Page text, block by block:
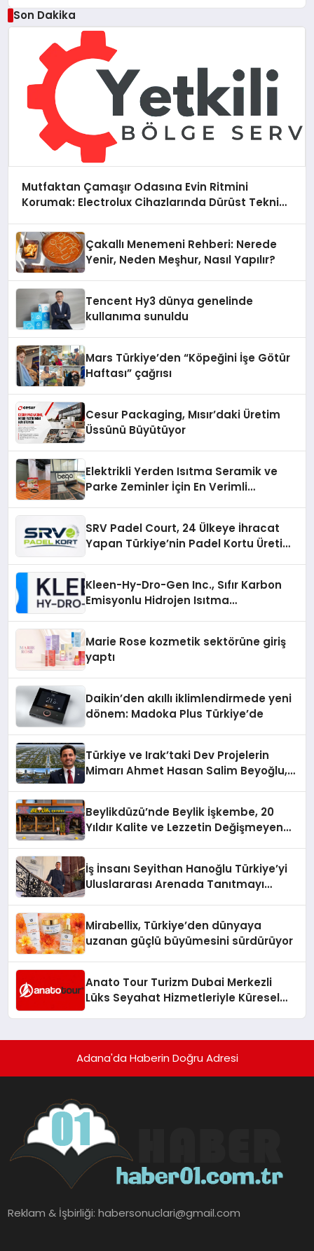
Son Dakika
Mutfaktan Çamaşır Odasına Evin Ritmini
Korumak: Electrolux Cihazlarında Dürüst Teknik
Çakallı Menemeni Rehberi: Nerede
Yenir, Neden Meşhur, Nasıl Yapılır?
Tencent Hy3 dünya genelinde
kullanıma sunuldu
Mars Türkiye’den “Köpeğini İşe Götür
Haftası” çağrısı
Cesur Packaging, Mısır’daki Üretim
Üssünü Büyütüyor
Elektrikli Yerden Isıtma Seramik ve
Parke Zeminler İçin En Verimli
SRV Padel Court, 24 Ülkeye İhracat
Yapan Türkiye’nin Padel Kortu Üretim
Kleen-Hy-Dro-Gen Inc., Sıfır Karbon
Emisyonlu Hidrojen Isıtma
Marie Rose kozmetik sektörüne giriş
yaptı
Daikin’den akıllı iklimlendirmede yeni
dönem: Madoka Plus Türkiye’de
Türkiye ve Irak’taki Dev Projelerin
Mimarı Ahmet Hasan Salim Beyoğlu,
Hayata Geçirecek
Beylikdüzü’nde Beylik İşkembe, 20
Yıldır Kalite ve Lezzetin Değişmeyen
İş İnsanı Seyithan Hanoğlu Türkiye’yi
Uluslararası Arenada Tanıtmayı
Mirabellix, Türkiye’den dünyaya
uzanan güçlü büyümesini sürdürüyor
Anato Tour Turizm Dubai Merkezli
Lüks Seyahat Hizmetleriyle Küresel
Adana'da Haberin Doğru Adresi
Reklam & İşbirliği:habersonuclari@gmail.com